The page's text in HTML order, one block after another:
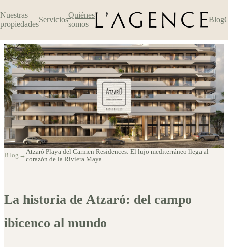
Nuestras
propiedades
Servicios
Quiénes
somos
Blog
Atzaró Playa del Carmen
llega al corazón de la Riviera
Maya
11 de septiembre de 2025
Blog →
Atzaró Playa del Carmen Residences: El lujo mediterráneo llega al
corazón de la Riviera Maya
La historia de Atzaró: del campo
ibicenco al mundo